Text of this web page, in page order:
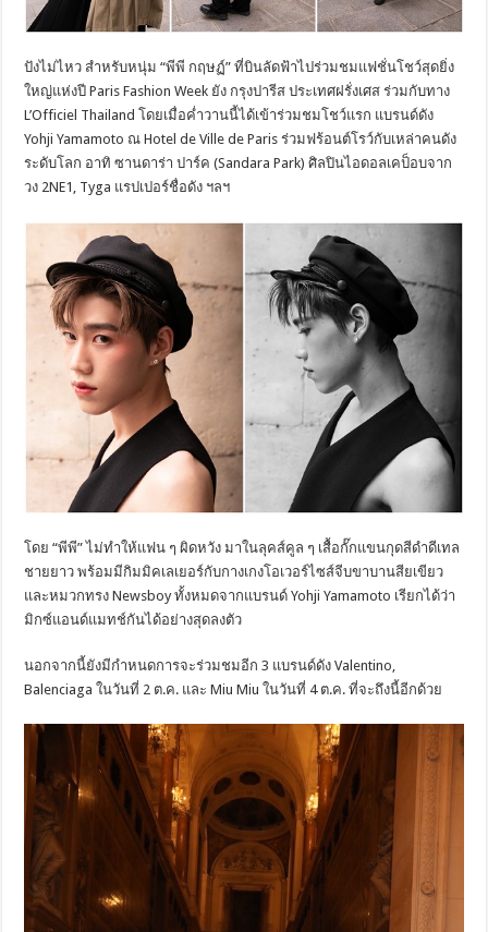
ปังไม่ไหว สำหรับหนุ่ม “พีพี กฤษฏ์” ที่บินลัดฟ้าไปร่วมชมแฟชั่นโชว์สุดยิ่ง
ใหญ่แห่งปี Paris Fashion Week ยัง กรุงปารีส ประเทศฝรั่งเศส ร่วมกับทาง
L’Officiel Thailand โดยเมื่อค่ำวานนี้ได้เข้าร่วมชมโชว์แรก แบรนด์ดัง
Yohji Yamamoto ณ Hotel de Ville de Paris ร่วมฟร้อนต์โรว์กับเหล่าคนดัง
ระดับโลก อาทิ ซานดาร่า ปาร์ค (Sandara Park) ศิลปินไอดอลเคป็อบจาก
วง 2NE1, Tyga แรปเปอร์ชื่อดัง ฯลฯ
โดย “พีพี” ไม่ทำให้แฟน ๆ ผิดหวัง มาในลุคส์คูล ๆ เสื้อกั๊กแขนกุดสีดำดีเทล
ชายยาว พร้อมมีกิมมิคเลเยอร์กับกางเกงโอเวอร์ไซส์จีบขาบานสียเขียว
และหมวกทรง Newsboy ทั้งหมดจากแบรนด์ Yohji Yamamoto เรียกได้ว่า
มิกซ์แอนด์แมทช์กันได้อย่างสุดลงตัว
นอกจากนี้ยังมีกำหนดการจะร่วมชมอีก 3 แบรนด์ดัง Valentino,
Balenciaga ในวันที่ 2 ต.ค. และ Miu Miu ในวันที่ 4 ต.ค. ที่จะถึงนี้อีกด้วย